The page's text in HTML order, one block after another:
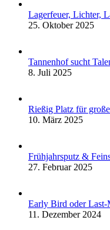
Lagerfeuer, Lichter,
25. Oktober 2025
Tannenhof sucht
8. Juli 2025
Rießig Platz für
10. März 2025
Frühjahrsputz &
27. Februar 2025
Early Bird oder Last-
11. Dezember 2024